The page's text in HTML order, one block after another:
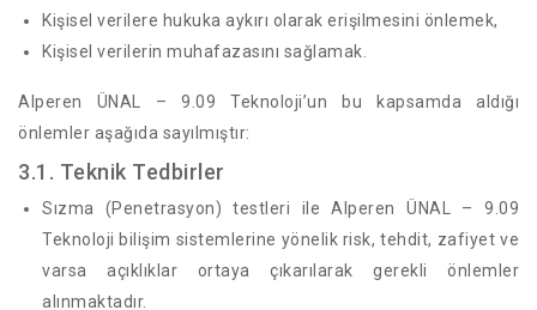
Kişisel verilere hukuka aykırı olarak erişilmesini önlemek,
Kişisel verilerin muhafazasını sağlamak.
Alperen ÜNAL – 9.09 Teknoloji’un bu kapsamda aldığı
önlemler aşağıda sayılmıştır:
3.1. Teknik Tedbirler
Sızma (Penetrasyon) testleri ile Alperen ÜNAL – 9.09
Teknoloji bilişim sistemlerine yönelik risk, tehdit, zafiyet ve
varsa açıklıklar ortaya çıkarılarak gerekli önlemler
alınmaktadır.